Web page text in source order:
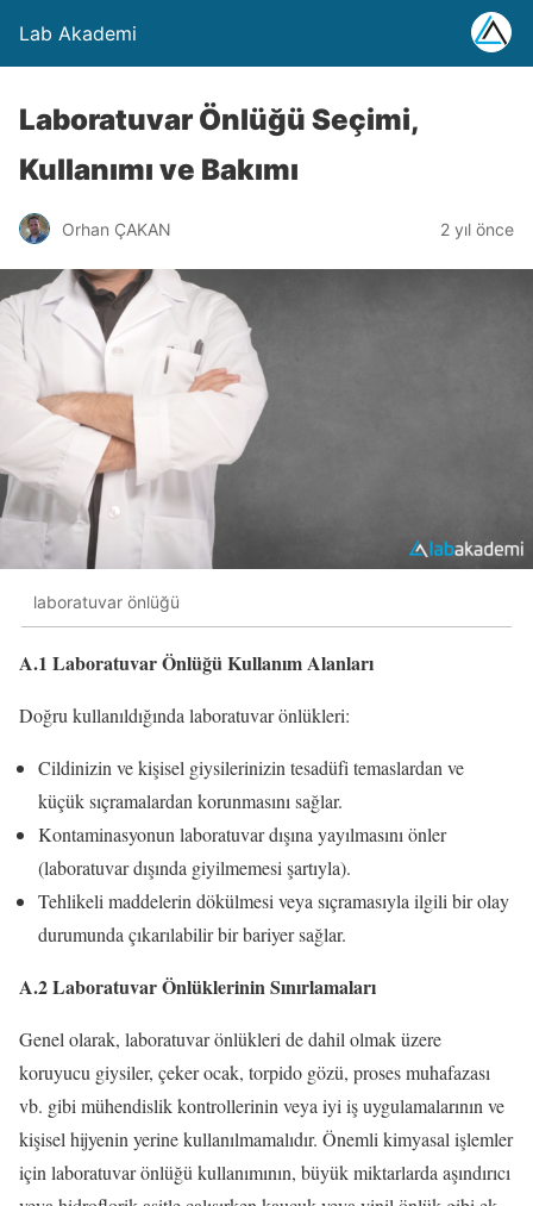
Lab Akademi
Laboratuvar Önlüğü Seçimi,
Kullanımı ve Bakımı
Orhan ÇAKAN 2 yıl önce
laboratuvar önlüğü
A.1 Laboratuvar Önlüğü Kullanım Alanları
Doğru kullanıldığında laboratuvar önlükleri:
Cildinizin ve kişisel giysilerinizin tesadüfi temaslardan ve
küçük sıçramalardan korunmasını sağlar.
Kontaminasyonun laboratuvar dışına yayılmasını önler
(laboratuvar dışında giyilmemesi şartıyla).
Tehlikeli maddelerin dökülmesi veya sıçramasıyla ilgili bir olay
durumunda çıkarılabilir bir bariyer sağlar.
A.2 Laboratuvar Önlüklerinin Sınırlamaları
Genel olarak, laboratuvar önlükleri de dahil olmak üzere
koruyucu giysiler, çeker ocak, torpido gözü, proses muhafazası
vb. gibi mühendislik kontrollerinin veya iyi iş uygulamalarının ve
kişisel hijyenin yerine kullanılmamalıdır. Önemli kimyasal işlemler
için laboratuvar önlüğü kullanımının, büyük miktarlarda aşındırıcı